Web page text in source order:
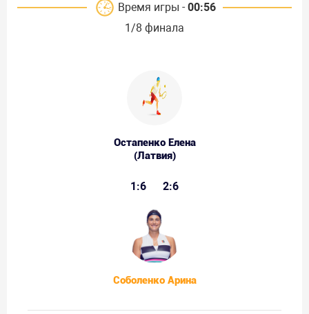
Время игры - 00:56
1/8 финала
Остапенко Елена
(Латвия)
1:6 2:6
Соболенко Арина